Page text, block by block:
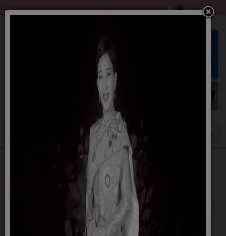
ประกาศผู้ชนะการเสนอราคา ประกวดราคาจ้าง
ก่อสร้างวางท่อส่งน้ำดิบบ้านปอยยางหมู่ที่ ๑๔
ตำบลไพศาล อำเภอประโคนชัย จังหวัดบุรีรัมย์
ด้วยวิธีประกวดราคาอิเล็กทรอนิกส์ ( e-bidding )